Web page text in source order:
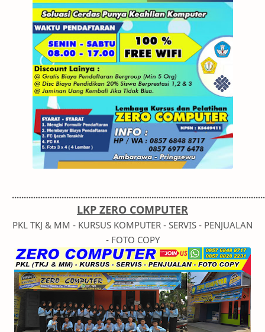
LKP ZERO COMPUTER
PKL TKJ & MM - KURSUS KOMPUTER - SERVIS - PENJUALAN
- FOTO COPY